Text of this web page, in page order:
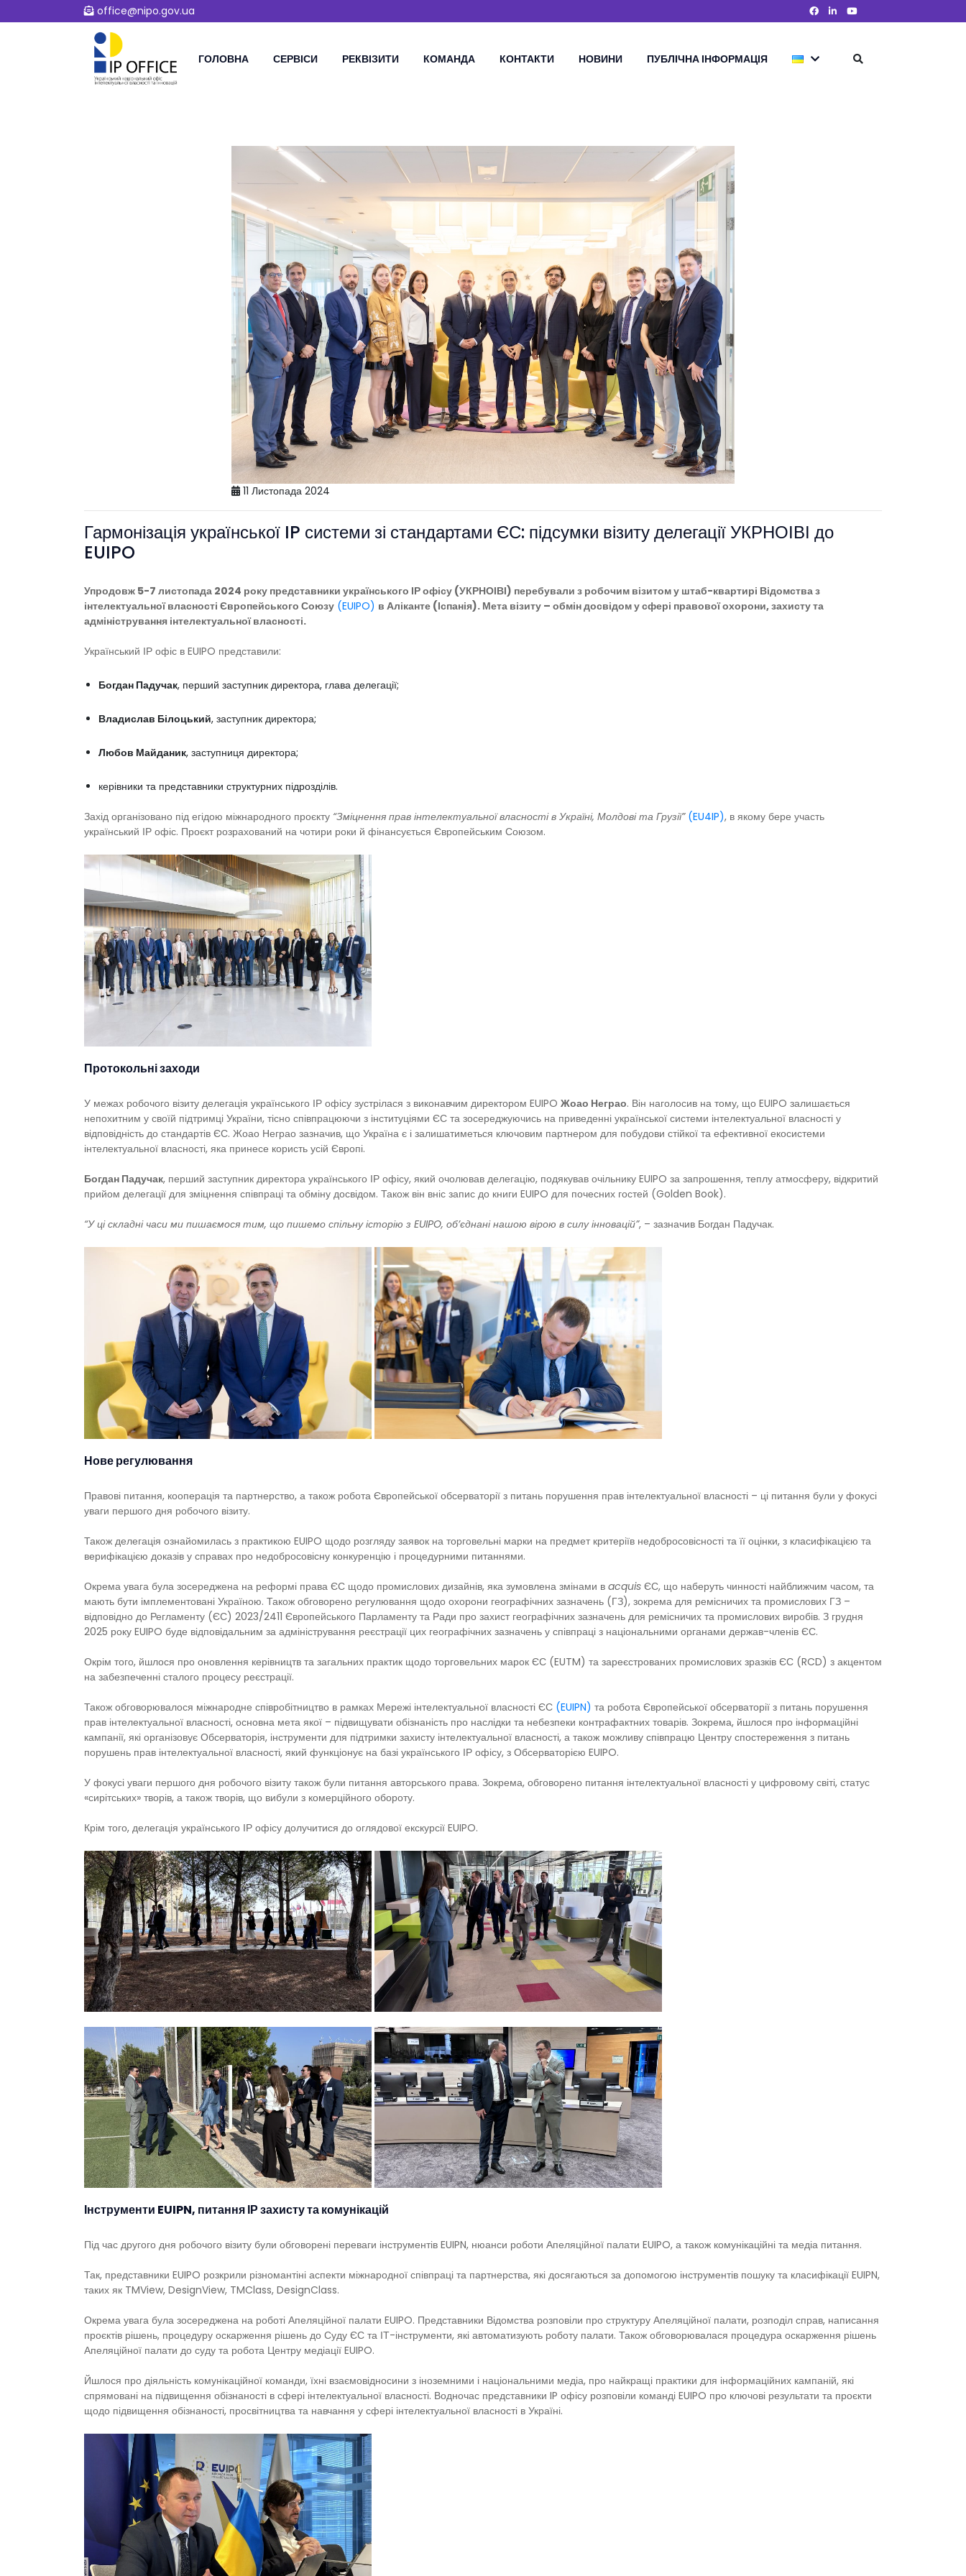
office@nipo.gov.ua
ГОЛОВНА СЕРВІСИ РЕКВІЗИТИ КОМАНДА КОНТАКТИ НОВИНИ ПУБЛІЧНА ІНФОРМАЦІЯ
11 Листопада 2024
Гармонізація української IP системи зі стандартами ЄС: підсумки візиту делегації УКРНОІВІ до
EUIPO
Упродовж 5-7 листопада 2024 року представники українського ІР офісу (УКРНОІВІ) перебували з робочим візитом у штаб-квартирі Відомства з
інтелектуальної власності Європейського Союзу (EUIPO) в Аліканте (Іспанія). Мета візиту – обмін досвідом у сфері правової охорони, захисту та
адміністрування інтелектуальної власності.
Український ІР офіс в EUIPO представили:
Богдан Падучак, перший заступник директора, глава делегації;
Владислав Білоцький, заступник директора;
Любов Майданик, заступниця директора;
керівники та представники структурних підрозділів.
Захід організовано під егідою міжнародного проєкту “Зміцнення прав інтелектуальної власності в Україні, Молдові та Грузії” (EU4IP), в якому бере участь
український ІР офіс. Проєкт розрахований на чотири роки й фінансується Європейським Союзом.
Протокольні заходи
У межах робочого візиту делегація українського ІР офісу зустрілася з виконавчим директором EUIPO Жоао Неграо. Він наголосив на тому, що EUIPO залишається
непохитним у своїй підтримці України, тісно співпрацюючи з інституціями ЄС та зосереджуючись на приведенні української системи інтелектуальної власності у
відповідність до стандартів ЄС. Жоао Неграо зазначив, що Україна є і залишатиметься ключовим партнером для побудови стійкої та ефективної екосистеми
інтелектуальної власності, яка принесе користь усій Європі.
Богдан Падучак, перший заступник директора українського ІР офісу, який очолював делегацію, подякував очільнику EUIPO за запрошення, теплу атмосферу, відкритий
прийом делегації для зміцнення співпраці та обміну досвідом. Також він вніс запис до книги EUIPO для почесних гостей (Golden Book).
“У ці складні часи ми пишаємося тим, що пишемо спільну історію з EUIPO, об’єднані нашою вірою в силу інновацій”, – зазначив Богдан Падучак.
Нове регулювання
Правові питання, кооперація та партнерство, а також робота Європейської обсерваторії з питань порушення прав інтелектуальної власності – ці питання були у фокусі
уваги першого дня робочого візиту.
Також делегація ознайомилась з практикою EUIPO щодо розгляду заявок на торговельні марки на предмет критеріїв недобросовісності та її оцінки, з класифікацією та
верифікацією доказів у справах про недобросовісну конкуренцію і процедурними питаннями.
Окрема увага була зосереджена на реформі права ЄС щодо промислових дизайнів, яка зумовлена змінами в acquis ЄС, що наберуть чинності найближчим часом, та
мають бути імплементовані Україною. Також обговорено регулювання щодо охорони географічних зазначень (ГЗ), зокрема для ремісничих та промислових ГЗ –
відповідно до Регламенту (ЄС) 2023/2411 Європейського Парламенту та Ради про захист географічних зазначень для ремісничих та промислових виробів. З грудня
2025 року EUIPO буде відповідальним за адміністрування реєстрації цих географічних зазначень у співпраці з національними органами держав-членів ЄС.
Окрім того, йшлося про оновлення керівництв та загальних практик щодо торговельних марок ЄС (EUTM) та зареєстрованих промислових зразків ЄС (RCD) з акцентом
на забезпеченні сталого процесу реєстрації.
Також обговорювалося міжнародне співробітництво в рамках Мережі інтелектуальної власності ЄС (EUIPN) та робота Європейської обсерваторії з питань порушення
прав інтелектуальної власності, основна мета якої – підвищувати обізнаність про наслідки та небезпеки контрафактних товарів. Зокрема, йшлося про інформаційні
кампанії, які організовує Обсерваторія, інструменти для підтримки захисту інтелектуальної власності, а також можливу співпрацю Центру спостереження з питань
порушень прав інтелектуальної власності, який функціонує на базі українського ІР офісу, з Обсерваторією EUIPO.
У фокусі уваги першого дня робочого візиту також були питання авторського права. Зокрема, обговорено питання інтелектуальної власності у цифровому світі, статус
«сирітських» творів, а також творів, що вибули з комерційного обороту.
Крім того, делегація українського ІР офісу долучитися до оглядової екскурсії EUIPO.
Інструменти EUIPN, питання ІР захисту та комунікацій
Під час другого дня робочого візиту були обговорені переваги інструментів EUIPN, нюанси роботи Апеляційної палати EUIPO, а також комунікаційні та медіа питання.
Так, представники EUIPO розкрили різномантіні аспекти міжнародної співпраці та партнерства, які досягаються за допомогою інструментів пошуку та класифікації EUIPN,
таких як TMView, DesignView, TMClass, DesignClass.
Окрема увага була зосереджена на роботі Апеляційної палати EUIPO. Представники Відомства розповіли про структуру Апеляційної палати, розподіл справ, написання
проєктів рішень, процедуру оскарження рішень до Суду ЄС та ІТ-інструменти, які автоматизують роботу палати. Також обговорювалася процедура оскарження рішень
Апеляційної палати до суду та робота Центру медіації EUIPO.
Йшлося про діяльність комунікаційної команди, їхні взаємовідносини з іноземними і національними медіа, про найкращі практики для інформаційних кампаній, які
спрямовані на підвищення обізнаності в сфері інтелектуальної власності. Водночас представники IP офісу розповіли команді EUIPO про ключові результати та проєкти
щодо підвищення обізнаності, просвітництва та навчання у сфері інтелектуальної власності в Україні.